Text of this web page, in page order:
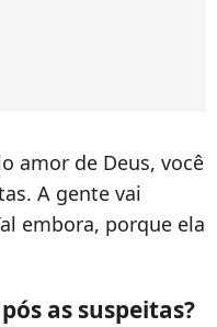
amor de Deus, você
A gente vai
embora, porque ela
as suspeitas?